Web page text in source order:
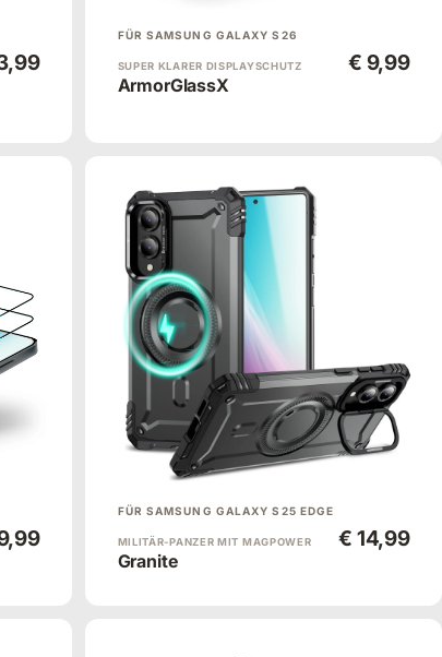
FÜR SAMSUNG GALAXY S26
SUPER KLARER DISPLAYSCHUTZ
ArmorGlassX
€ 9,99
FÜR SAMSUNG GALAXY S25 EDGE
MILITÄR-PANZER MIT MAGPOWER
Granite
€ 14,99